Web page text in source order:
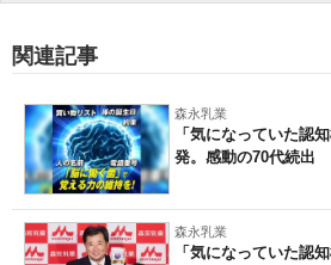
製造業のIT導入・活用を支援
エレクトロニクス専門サイト
電子設計の基本と応用
エネルギーの専門メディア
関連記事
森永乳業
「気になっていた認
発。感動の70代続出
森永乳業
「気になっていた認